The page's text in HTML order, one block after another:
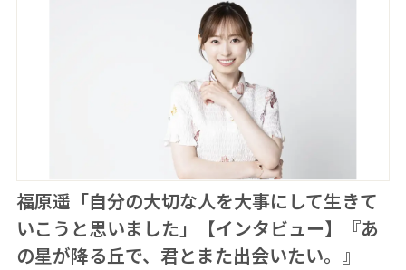
福原遥「自分の大切な人を大事にして生きて
いこうと思いました」【インタビュー】『あ
の星が降る丘で、君とまた出会いたい。』